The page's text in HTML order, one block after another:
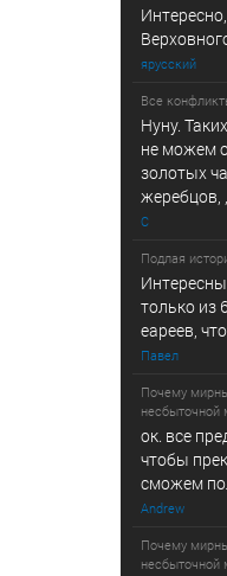
ярусский
Все
Нуну.
не можем
золотых
жеребцов,
С
Подлая
только из
еареев,
Павел
Почему
несбыточной
ок. все
чтобы
сможем
Andrew
Почему
несбыточной